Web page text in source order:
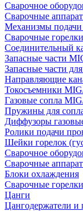
Сварочное
Сварочные
Механизмы
Сварочные
Соединительный
Запасные части
Запасные части
Направляющие
Токосъемники
Газовые сопла
Пружины для
Диффузоры
Ролики подачи
Шейки горелок
Сварочное
Сварочные
Блоки охлаждения
Сварочные
Цанги
Цангодержатели и